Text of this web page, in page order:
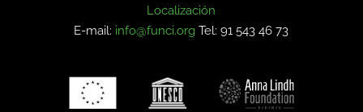
Localización
E-mail: info@funci.org Tel: 91 543 46 73